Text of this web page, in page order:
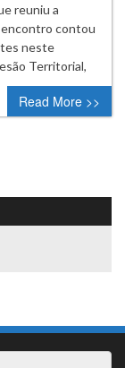
reuniu a
encontro contou
neste
Territorial,
Read More >>